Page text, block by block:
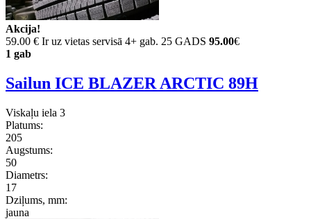
Akcija!
59.00 € Ir uz vietas servisā 4+ gab. 25 GADS 95.00€
1 gab
Sailun ICE BLAZER ARCTIC 89H
Viskaļu iela 3
Platums:
205
Augstums:
50
Diametrs:
17
Dziļums, mm:
jauna